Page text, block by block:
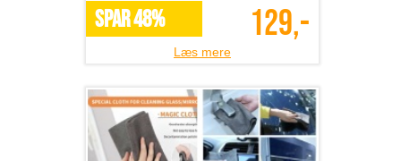
SPAR 48% 129,-
Læs mere